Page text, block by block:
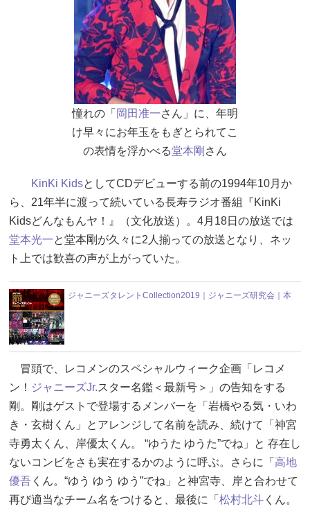
憧れの「 岡田准一さん」に、年明
け早々にお年玉をもぎとられてこ
の表情を浮かべる堂本剛 さん
KinKi KidsとしてCDデビューする前の1994年10月か
ら、21年半に渡って続いている長寿ラジオ番組『KinKi
Kidsどんなもんヤ！』（文化放送）。4月18日の放送では
堂本光一と堂本剛が久々に2人揃っての放送となり、ネッ
ト上では歓喜の声が上がっていた。
ジャニーズタレントCollection2019｜ジャニーズ研究会｜本
冒頭で、レコメンのスペシャルウィーク企画「レコメ
ン！ ジャニーズJr.スター名鑑＜最新号＞」の告知をする
剛。剛はゲストで登場するメンバーを「岩橋やる気・いわ
き・玄樹くん」とアレンジして名前を読み、続けて「神宮
寺勇太くん、岸優太くん。 “ゆうた ゆうた”でね」と 存在し
ないコンビをさも実在するかのように呼ぶ。さらに「 高地
優吾 くん。“ゆう ゆう ゆう”でね」と神宮寺、岸と合わせて
再び適当なチーム名をつけると、最後に「 松村北斗 くん。